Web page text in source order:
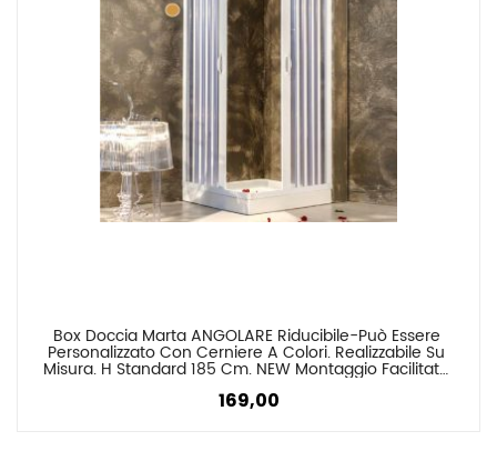
Box Doccia Marta ANGOLARE Riducibile-Può Essere
Personalizzato Con Cerniere A Colori. Realizzabile Su
Misura. H Standard 185 Cm. NEW Montaggio Facilitato
169,00
Confronta